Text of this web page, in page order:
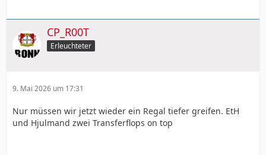
CP_R00T
Erleuchteter
9. Mai 2026 um 17:31
Nur müssen wir jetzt wieder ein Regal tiefer greifen. EtH
und Hjulmand zwei Transferflops on top